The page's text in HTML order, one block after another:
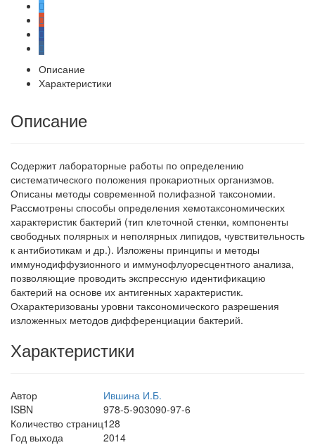
Описание
Характеристики
Описание
Содержит лабораторные работы по определению
систематического положения прокариотных организмов.
Описаны методы современной полифазной таксономии.
Рассмотрены способы определения хемотаксономических
характеристик бактерий (тип клеточной стенки, компоненты
свободных полярных и неполярных липидов, чувствительность
к антибиотикам и др.). Изложены принципы и методы
иммунодиффузионного и иммунофлуоресцентного анализа,
позволяющие проводить экспрессную идентификацию
бактерий на основе их антигенных характеристик.
Охарактеризованы уровни таксономического разрешения
изложенных методов дифференциации бактерий.
Характеристики
Автор
Ившина И.Б.
ISBN
978-5-903090-97-6
Количество страниц128
Год выхода
2014